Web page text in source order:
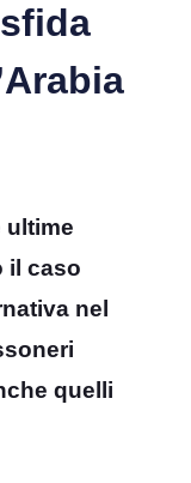
ultime
il caso
nel
quelli